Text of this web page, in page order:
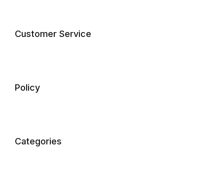
Customer Service
Policy
Categories